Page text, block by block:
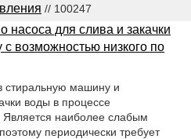
// 100247
насоса для слива и закачки
возможностью низкого по
стиральную машину и
воды в процессе
Является наиболее слабым
периодически требует